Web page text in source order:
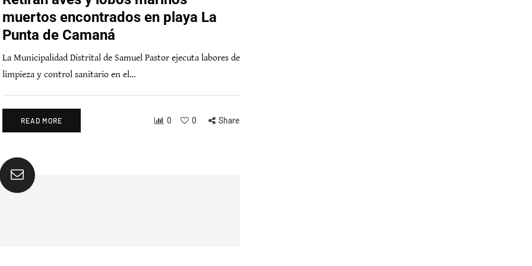
muertos encontrados en playa La
Punta de Camaná
La Municipalidad Distrital de Samuel Pastor ejecuta labores de
limpieza y control sanitario en el…
READ MORE 0 0 Share